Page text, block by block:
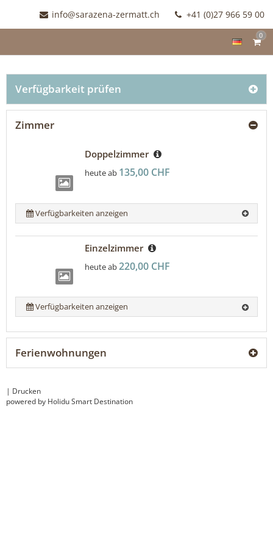
info@sarazena-zermatt.ch +41 (0)27 966 59 00
0
Verfügbarkeit prüfen
Zimmer
Doppelzimmer
heute ab 135,00 CHF
Verfügbarkeiten anzeigen
Einzelzimmer
heute ab220,00 CHF
Verfügbarkeiten anzeigen
Ferienwohnungen
| Drucken
powered by Holidu Smart Destination